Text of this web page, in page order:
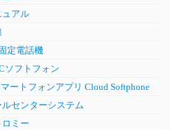
ュアル
定電話機
ソフトフォン
ートフォンアプリ Cloud Softphone
ルセンターシステム
ロミー